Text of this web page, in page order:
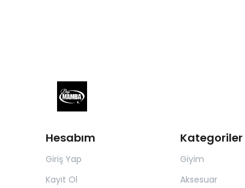
Hesabım
Giriş Yap
Kayıt Ol
Kategoriler
Giyim
Aksesuar